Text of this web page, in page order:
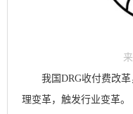
我国DRG收付费改
理变革，触发行业变革。